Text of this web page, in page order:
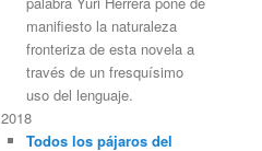
manifiesto la naturaleza
fronteriza de esta novela a
través de un fresquísimo
uso del lenguaje.
2018
Todos los pájaros del